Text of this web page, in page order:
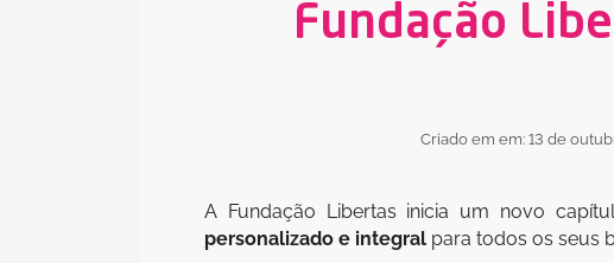
Fundação
Criado em em: 13 de
A Fundação Libertas inicia um novo
personalizado e integral para todos os seus